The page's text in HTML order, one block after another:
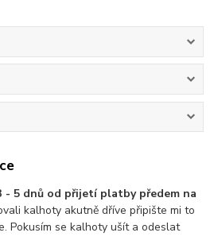
- 5 dnů od přijetí platby předem na
kalhoty akutně dříve připište mi to
Pokusím se kalhoty ušít a odeslat